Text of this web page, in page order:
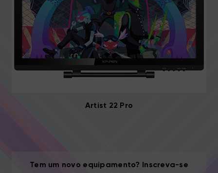
Artist 22 Pro
Tem um novo equipamento? Inscreva-se
Dicas e resolução de problemas